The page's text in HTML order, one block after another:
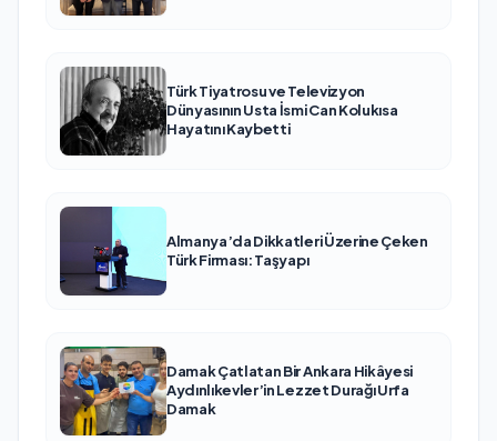
Türk Tiyatrosu ve Televizyon
Dünyasının Usta İsmi Can Kolukısa
Hayatını Kaybetti
Almanya’da Dikkatleri Üzerine Çeken
Türk Firması: Taşyapı
Damak Çatlatan Bir Ankara Hikâyesi
Aydınlıkevler’in Lezzet Durağı Urfa
Damak